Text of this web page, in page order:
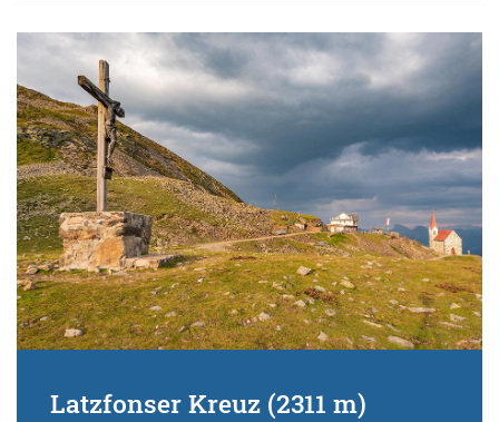
Latzfonser Kreuz (2311 m)